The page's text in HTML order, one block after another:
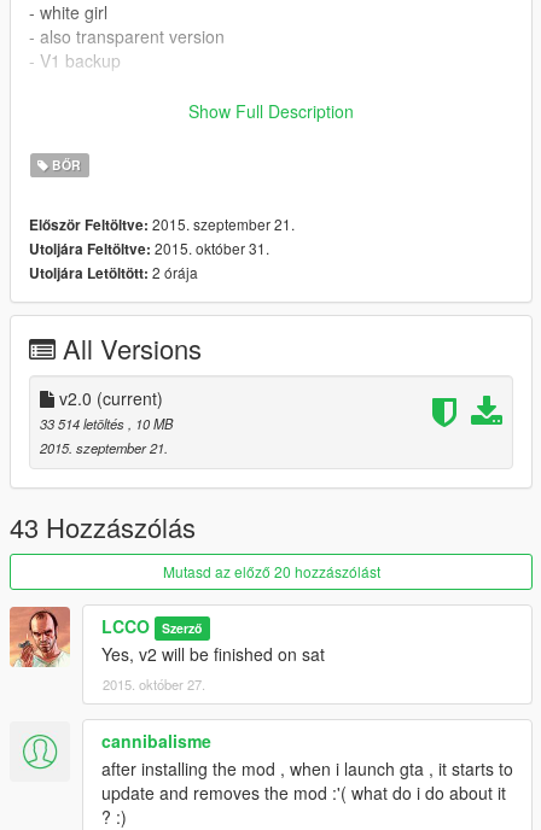
- white girl
- also transparent version
- V1 backup
---------------------------
V 1.0
- new swimsuit textures
- wet look version
Show Full Description
BŐR
Először Feltöltve: 2015. szeptember 21.
Utoljára Feltöltve: 2015. október 31.
Utoljára Letöltött: 2 órája
All Versions
v2.0 (current)
33 514 letöltés
, 10 MB
2015. szeptember 21.
43 Hozzászólás
Mutasd az előző 20 hozzászólást
LCCO Szerző
Yes, v2 will be finished on sat
2015. október 27.
cannibalisme
after installing the mod , when i launch gta , it starts to
update and removes the mod :'( what do i do about it
? :)